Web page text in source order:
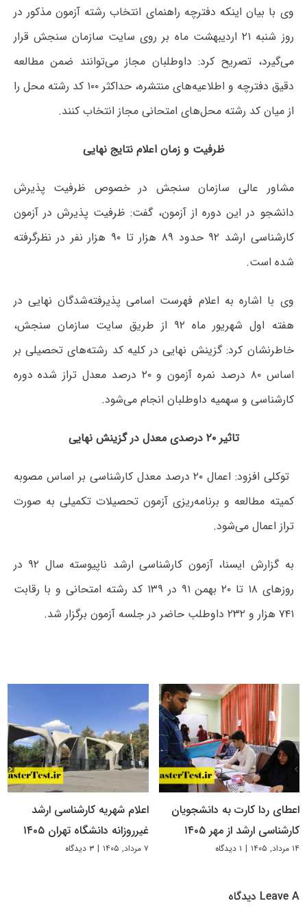
وی با بیان اینکه دفترچه راهنمای انتخاب رشته آزمون مذکور در
روز شنبه ۲۱ اردیبهشت ماه بر روی سایت سازمان سنجش قرار
می‌گیرد، تصریح کرد: داوطلبان مجاز می‌توانند ضمن مطالعه
دقیق دفترچه و اطلاعیه‌های منتشره، حداکثر ۱۰۰ کد رشته محل را
از میان کد رشته محل‌های امتحانی مجاز انتخاب کنند.
ظرفیت و زمان اعلام نتایج نهایی
مشاور عالی سازمان سنجش در خصوص ظرفیت پذیرش
دانشجو در این دوره از آزمون، گفت: ظرفیت پذیرش در آزمون
کارشناسی ارشد ۹۲ حدود ۸۹ هزار تا ۹۰ هزار نفر در نظرگرفته
شده است.
وی با اشاره به اعلام فهرست اسامی پذیرفته‌شدگان نهایی در
هفته اول شهریور ماه ۹۲ از طریق سایت سازمان سنجش،
خاطرنشان کرد: گزینش نهایی در کلیه کد رشته‌های تحصیلی بر
اساس ۸۰ درصد نمره آزمون و ۲۰ درصد معدل تراز شده دوره
کارشناسی و سهمیه داوطلبان انجام می‌شود.
تاثیر ۲۰ درصدی معدل در گزینش نهایی
توکلی افزود: اعمال ۲۰ درصد معدل کارشناسی بر اساس مصوبه
کمیته مطالعه و برنامه‌ریزی آزمون تحصیلات تکمیلی به صورت
تراز اعمال می‌شود.
به گزارش ایسنا، آزمون کارشناسی ارشد ناپیوسته سال ۹۲ در
روزهای ۱۸ تا ۲۰ بهمن ۹۱ در ۱۳۹ کد رشته امتحانی و با رقابت
۷۴۱ هزار و ۲۳۲ داوطلب حاضر در جلسه آزمون برگزار شد.
اعطای ردا کارت به دانشجویان
کارشناسی ارشد از مهر ۱۴۰۵
۱۴ مرداد, ۱۴۰۵ | ۱ دیدگاه
اعلام شهریه کارشناسی ارشد
غیرروزانه دانشگاه تهران ۱۴۰۵
۷ مرداد, ۱۴۰۵ | ۳ دیدگاه
Leave A دیدگاه